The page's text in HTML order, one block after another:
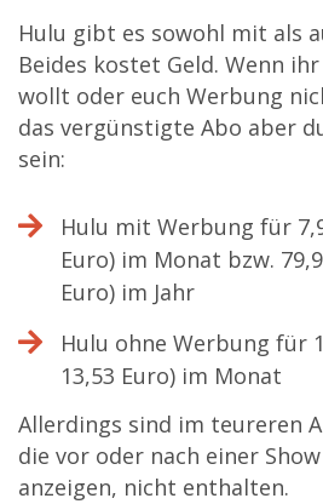
Hulu gibt es sowohl mit als
Beides kostet Geld. Wenn
wollt oder euch Werbung
das vergünstigte Abo aber
sein:
Hulu mit Werbung für
Euro) im Monat bzw.
Euro) im Jahr
Hulu ohne Werbung für
13,53 Euro) im Monat
Allerdings sind im teureren
die vor oder nach einer
anzeigen, nicht enthalten.